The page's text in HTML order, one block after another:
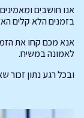
אנו חושבים
בזמנים הלא קלים
אנא מכם קחו את
לאמונה במשיח.
ובכל רגע נתון זכור